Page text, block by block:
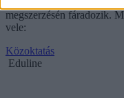
megszerzésén fáradozik.
vele:
Közoktatás
Eduline